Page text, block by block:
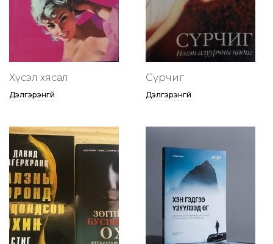
Хүсэл хясал
Дэлгэрэнгүй
Сүрчиг
Дэлгэрэнгүй